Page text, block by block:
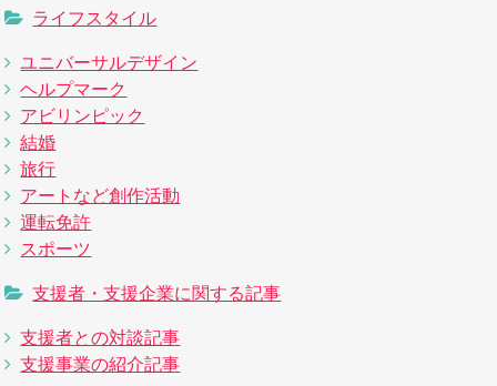
ライフスタイル
ユニバーサルデザイン
ヘルプマーク
アビリンピック
結婚
旅行
アートなど創作活動
運転免許
スポーツ
支援者・支援企業に関する記事
支援者との対談記事
支援事業の紹介記事